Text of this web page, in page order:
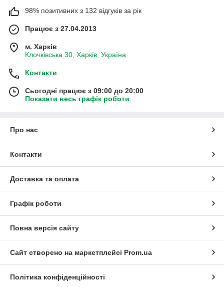
98% позитивних з 132 відгуків за рік
Працює з 27.04.2013
м. Харків
Клочківська 30, Харків, Україна
Контакти
Сьогодні працює з 09:00 до 20:00
Показати весь графік роботи
Про нас
Контакти
Доставка та оплата
Графік роботи
Повна версія сайту
Сайт створено на маркетплейсі Prom.ua
Політика конфіденційності